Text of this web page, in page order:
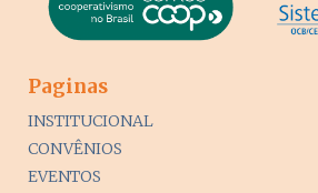
Paginas
INSTITUCIONAL
CONVÊNIOS
EVENTOS